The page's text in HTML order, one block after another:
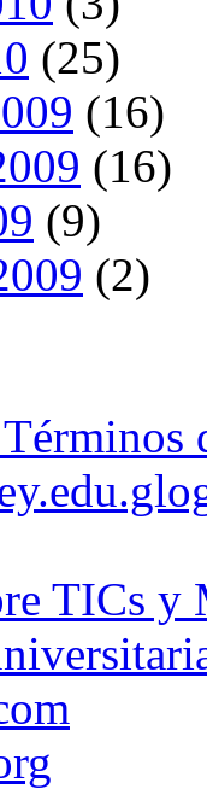
(25)
(16)
(16)
(9)
(2)
TICs y